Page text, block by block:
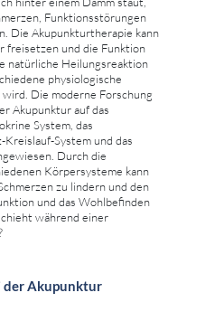
Funktionsstörungen
Die Akupunkturtherapie kann
freisetzen und die Funktion
natürliche Heilungsreaktion
physiologische
Die moderne Forschung
Akupunktur auf das
System, das
Kreislauf-System und das
Durch die
Körpersysteme kann
zu lindern und den
und das Wohlbefinden
während einer
der Akupunktur